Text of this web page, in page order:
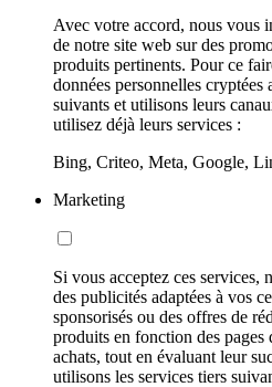
Avec votre accord, nous vous
de notre site web sur des
produits pertinents. Pour ce
données personnelles cryptées
suivants et utilisons leurs
utilisez déjà leurs services :
Bing, Criteo, Meta, Google,
Marketing
Si vous acceptez ces services,
des publicités adaptées à vos
sponsorisés ou des offres de
produits en fonction des pages
achats, tout en évaluant leur
utilisons les services tiers